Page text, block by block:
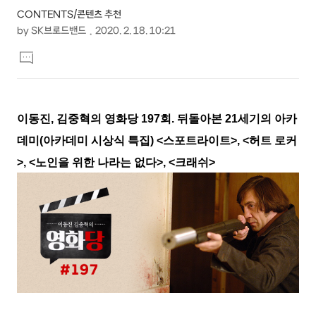
CONTENTS/콘텐츠 추천
by SK브로드밴드 2020. 2. 18. 10:21
문
댓
글
이동진, 김중혁의 영화당 197회. 뒤돌아본 21세기의 아카
데미(아카데미 시상식 특집) <스포트라이트>, <허트 로커
>, <노인을 위한 나라는 없다>, <크래쉬>